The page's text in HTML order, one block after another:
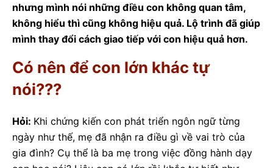
nhưng mình nói những điều con không quan tâm,
không hiểu thì cũng không hiệu quả. Lộ trình đã giúp
mình thay đổi cách giao tiếp với con hiệu quả hơn.
Có nên để con lớn khác tự
nói???
Hỏi: Khi chứng kiến con phát triển ngôn ngữ từng
ngày như thế, mẹ đã nhận ra điều gì về vai trò của
gia đình? Cụ thể là ba mẹ trong việc đồng hành dạy